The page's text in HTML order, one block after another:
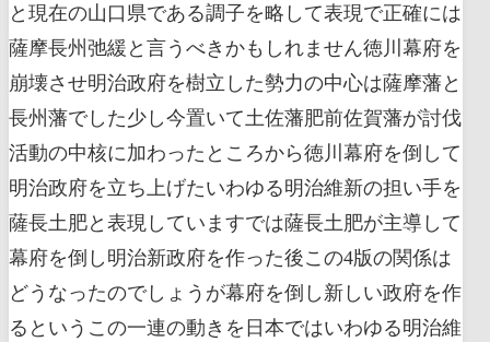
と現在の山口県である調子を略して表現で正確には
薩摩長州弛緩と言うべきかもしれません徳川幕府を
崩壊させ明治政府を樹立した勢力の中心は薩摩藩と
長州藩でした少し今置いて土佐藩肥前佐賀藩が討伐
活動の中核に加わったところから徳川幕府を倒して
明治政府を立ち上げたいわゆる明治維新の担い手を
薩長土肥と表現していますでは薩長土肥が主導して
幕府を倒し明治新政府を作った後この4版の関係は
どうなったのでしょうが幕府を倒し新しい政府を作
るというこの一連の動きを日本ではいわゆる明治維